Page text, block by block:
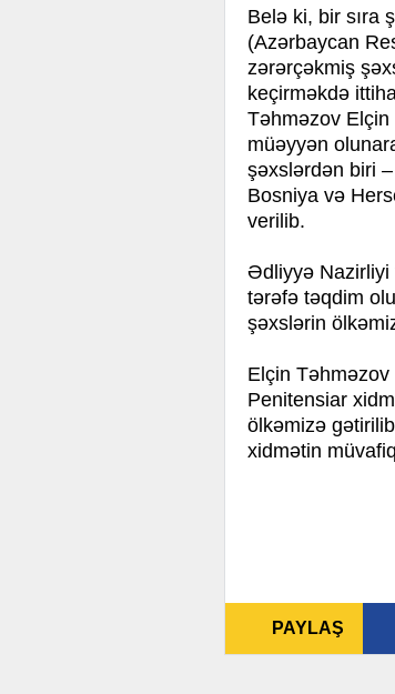
Belə ki, bir sıra
(Azərbaycan
zərərçəkmiş
keçirməkdə
Təhməzov
müəyyən
şəxslərdən biri
Bosniya və
verilib.
Ədliyyə Nazirliyi
tərəfə təqdim
şəxslərin
Elçin
Penitensiar
ölkəmizə
xidmətin
PAYLAŞ